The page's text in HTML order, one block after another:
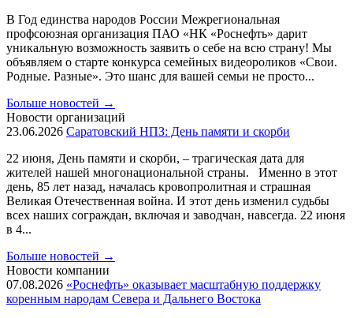
В Год единства народов России Межрегиональная
профсоюзная организация ПАО «НК «Роснефть» дарит
уникальную возможность заявить о себе на всю страну! Мы
объявляем о старте конкурса семейных видеороликов «Свои.
Родные. Разные». Это шанс для вашей семьи не просто...
Больше новостей →
Новости организаций
23.06.2026 Саратовский НПЗ: День памяти и скорби
22 июня, День памяти и скорби, – трагическая дата для
жителей нашей многонациональной страны. Именно в этот
день, 85 лет назад, началась кровопролитная и страшная
Великая Отечественная война. И этот день изменил судьбы
всех наших сограждан, включая и заводчан, навсегда. 22 июня
в 4...
Больше новостей →
Новости компании
07.08.2026 «Роснефть» оказывает масштабную поддержку
коренным народам Севера и Дальнего Востока